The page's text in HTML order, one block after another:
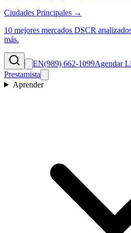
Ciudades Principales →
10 mejores mercados DSCR
más.
EN(989) 662-1099Agendar
Prestamista
Aprender